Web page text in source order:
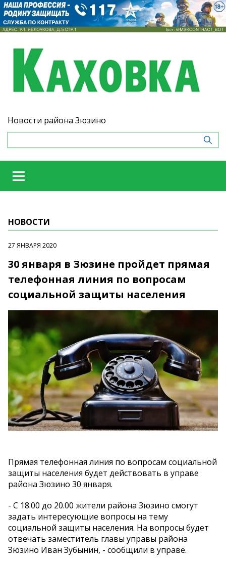
Новости района Зюзино
НОВОСТИ
27 ЯНВАРЯ 2020
30 января в Зюзине пройдет прямая
телефонная линия по вопросам
социальной защиты населения
Прямая телефонная линия по вопросам социальной
защиты населения будет действовать в управе
района Зюзино 30 января.
- С 18.00 до 20.00 жители района Зюзино смогут
задать интересующие вопросы на тему
социальной защиты населения. На вопросы будет
отвечать заместитель главы управы района
Зюзино Иван Зубынин, - сообщили в управе.